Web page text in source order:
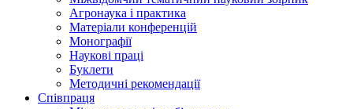
Агронаука і практика
Матеріали конференцій
Монографії
Наукові праці
Буклети
Методичні рекомендації
Співпраця